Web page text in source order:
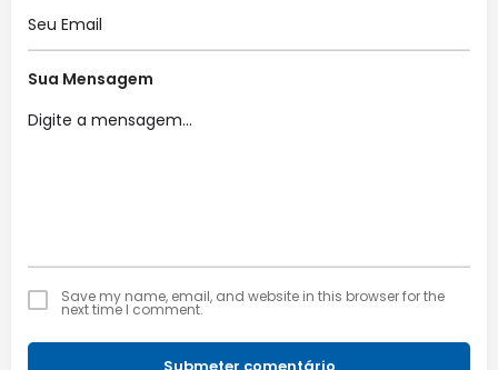
Sua Mensagem
Save my name, email, and website in this browser for the
next time I comment.
Submeter comentário